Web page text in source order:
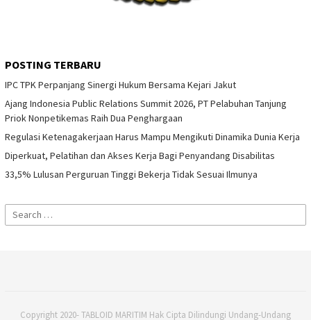
POSTING TERBARU
IPC TPK Perpanjang Sinergi Hukum Bersama Kejari Jakut
Ajang Indonesia Public Relations Summit 2026, PT Pelabuhan Tanjung
Priok Nonpetikemas Raih Dua Penghargaan
Regulasi Ketenagakerjaan Harus Mampu Mengikuti Dinamika Dunia Kerja
Diperkuat, Pelatihan dan Akses Kerja Bagi Penyandang Disabilitas
33,5% Lulusan Perguruan Tinggi Bekerja Tidak Sesuai Ilmunya
Search
for:
Copyright 2020- TABLOID MARITIM Hak Cipta Dilindungi Undang-Undang